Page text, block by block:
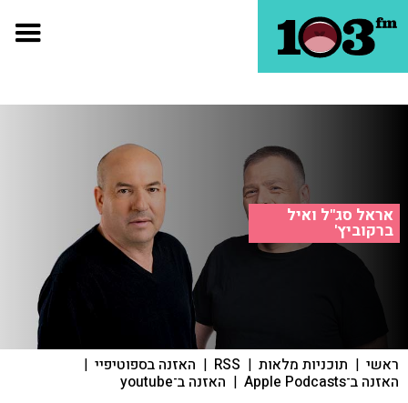
אראל סג"ל ואיל
ברקוביץ'
ראשי | תוכניות מלאות |
RSS
| האזנה בספוטיפיי |
האזנה ב־Apple Podcasts | האזנה ב־youtube